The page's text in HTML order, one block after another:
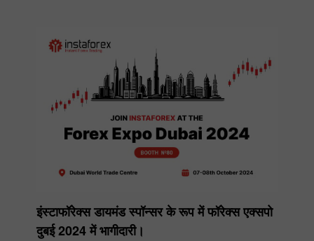
इंस्टाफॉरेक्स डायमंड स्पॉन्सर के रूप में फॉरेक्स एक्सपो
दुबई 2024 में भागीदारी।